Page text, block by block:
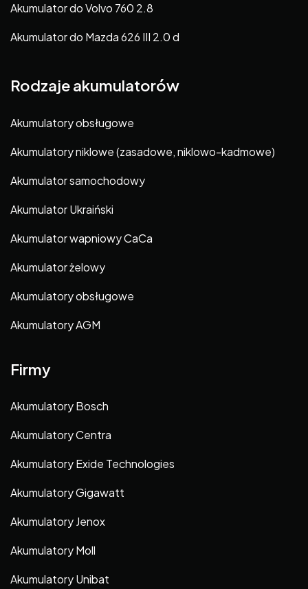
Akumulator do Volvo 760 2.8
Akumulator do Mazda 626 III 2.0 d
Rodzaje akumulatorów
Akumulatory obsługowe
Akumulatory niklowe (zasadowe, niklowo-kadmowe)
Akumulator samochodowy
Akumulator Ukraiński
Akumulator wapniowy CaCa
Akumulator żelowy
Akumulatory obsługowe
Akumulatory AGM
Firmy
Akumulatory Bosch
Akumulatory Centra
Akumulatory Exide Technologies
Akumulatory Gigawatt
Akumulatory Jenox
Akumulatory Moll
Akumulatory Unibat